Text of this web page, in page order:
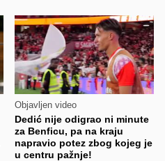
Objavljen video
Dedić nije odigrao ni minute
za Benficu, pa na kraju
napravio potez zbog kojeg je
u centru pažnje!